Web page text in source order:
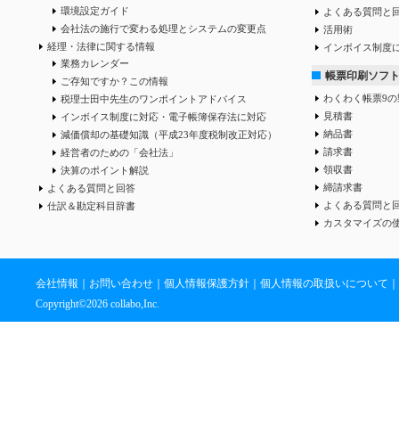
環境設定ガイド
会社法の施行で変わる処理とシステムの変更点
経理・法律に関する情報
業務カレンダー
ご存知ですか？この情報
税理士田中先生のワンポイントアドバイス
インボイス制度に対応・電子帳簿保存法に対応
減価償却の基礎知識（平成23年度税制改正対応）
経営者のための「会社法」
決算のポイント解説
よくある質問と回答
仕訳＆勘定科目辞書
よくある質問と
活用術
インボイス制度
帳票印刷ソフト
わくわく帳票9
見積書
納品書
請求書
領収書
締請求書
よくある質問と
カスタマイズの
会社情報 お問い合わせ 個人情報保護方針 個人情報の取扱いについて
Copyright©2026 collabo,Inc.